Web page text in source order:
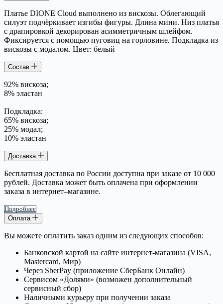
Платье DIONE Cloud выполнено из вискозы. Облегающий
силуэт подчёркивает изгибы фигуры. Длина мини. Низ платья
с драпировкой декорирован асимметричным шлейфом.
Фиксируется с помощью пуговиц на горловине. Подкладка из
вискозы с модалом. Цвет: белый
Состав
92% вискоза;
8% эластан
Подкладка:
65% вискоза;
25% модал;
10% эластан
Доставка
Бесплатная доставка по России доступна при заказе от 10 000
рублей. Доставка может быть оплачена при оформлении
заказа в интернет–магазине.
Подробнее
Оплата
Вы можете оплатить заказ одним из следующих способов:
Банковской картой на сайте интернет-магазина (VISA,
Mastercard, Мир)
Через SberPay (приложение СберБанк Онлайн)
Сервисом «Долями» (возможен дополнительный
сервисный сбор)
Наличными курьеру при получении заказа